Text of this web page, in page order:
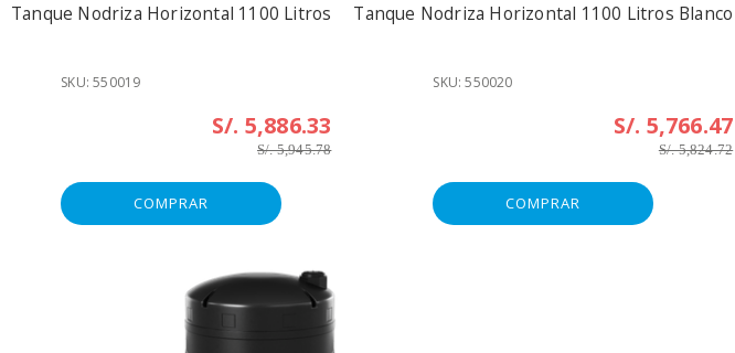
Tanque Nodriza Horizontal 1100 Litros
SKU: 550019
S/. 5,945.78
S/. 5,886.33
COMPRAR
Tanque Nodriza Horizontal 1100 Litros Blanco
SKU: 550020
S/. 5,824.72
S/. 5,766.47
COMPRAR